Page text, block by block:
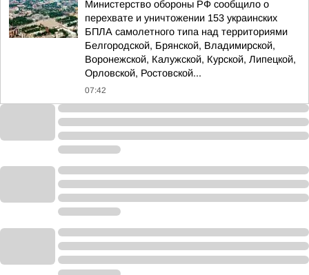
Министерство обороны РФ сообщило о
перехвате и уничтожении 153 украинских
БПЛА самолетного типа над территориями
Белгородской, Брянской, Владимирской,
Воронежской, Калужской, Курской, Липецкой,
Орловской, Ростовской...
07:42